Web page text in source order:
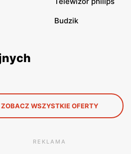
Budzik
ZOBACZ WSZYSTKIE OFERTY
REKLAMA